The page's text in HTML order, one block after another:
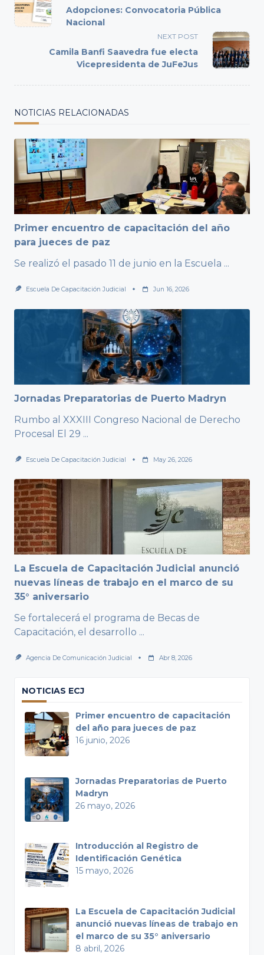
class="nav-
subtitle
text">Page</span>
Adopciones: Convocatoria Pública
Nacional
NEXT POST
Camila Banfi Saavedra fue electa
Vicepresidenta de JuFeJus
NOTICIAS RELACIONADAS
Primer encuentro de capacitación del año
para jueces de paz
Se realizó el pasado 11 de junio en la Escuela ...
Escuela De Capacitación Judicial Jun 16, 2026
Jornadas Preparatorias de Puerto Madryn
Rumbo al XXXIII Congreso Nacional de Derecho
Procesal El 29 ...
Escuela De Capacitación Judicial May 26, 2026
La Escuela de Capacitación Judicial anunció
nuevas líneas de trabajo en el marco de su
35° aniversario
Se fortalecerá el programa de Becas de
Capacitación, el desarrollo ...
Agencia De Comunicación Judicial Abr 8, 2026
NOTICIAS ECJ
Primer encuentro de capacitación
del año para jueces de paz
16 junio, 2026
Jornadas Preparatorias de Puerto
Madryn
26 mayo, 2026
Introducción al Registro de
Identificación Genética
15 mayo, 2026
La Escuela de Capacitación Judicial
anunció nuevas líneas de trabajo en
el marco de su 35° aniversario
8 abril, 2026